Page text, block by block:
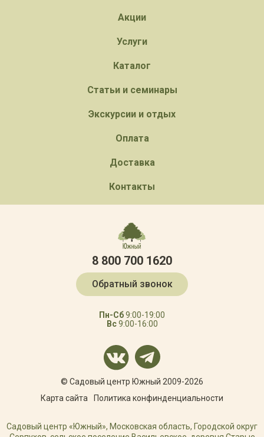
Акции
Услуги
Каталог
Статьи и семинары
Экскурсии и отдых
Оплата
Доставка
Контакты
8 800 700 1620
Обратный звонок
Пн-Сб9:00-19:00
Вс9:00-16:00
© Садовый центр Южный 2009-2026
Карта сайта
Политика конфинденциальности
Садовый центр «Южный», Московская область, Городской округ